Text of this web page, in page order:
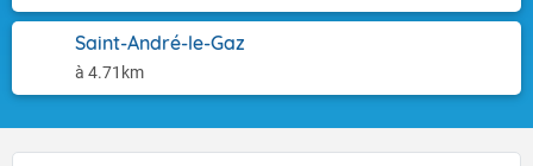
Saint-André-le-Gaz
à 4.71km